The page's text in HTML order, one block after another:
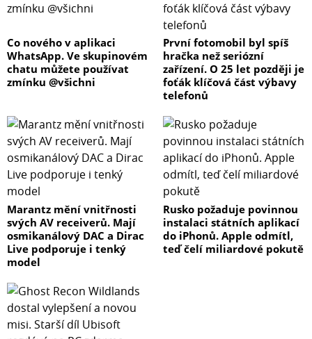
Co nového v aplikaci
WhatsApp. Ve skupinovém
chatu můžete používat
zmínku @všichni
První fotomobil byl spíš
hračka než seriózní
zařízení. O 25 let později je
foťák klíčová část výbavy
telefonů
Marantz mění vnitřnosti
svých AV receiverů. Mají
osmikanálový DAC a Dirac
Live podporuje i tenký
model
Rusko požaduje povinnou
instalaci státních aplikací
do iPhonů. Apple odmítl,
teď čelí miliardové pokutě